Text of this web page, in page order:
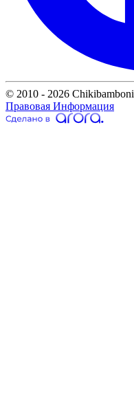
© 2010 - 2026 Chikibamboni
Правовая Информация